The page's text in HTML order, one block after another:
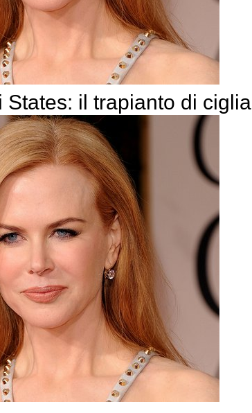
States: il trapianto di ciglia